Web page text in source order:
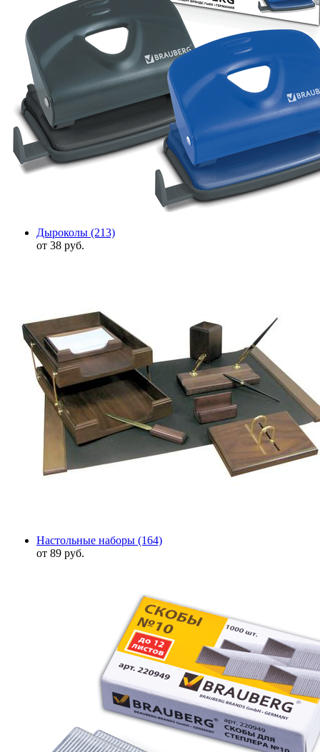
Дыроколы (213)
от 38 руб.
Настольные наборы (164)
от 89 руб.